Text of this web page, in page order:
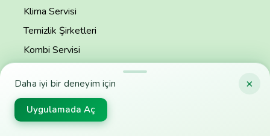
×
Daha iyi bir deneyim için
Uygulamada Aç
Klima Servisi
Temizlik Şirketleri
Kombi Servisi
Uydu Servisi
Kahvaltı Mekanı
Oto Tamir Bakım